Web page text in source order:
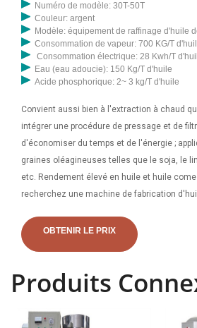
Numéro de modèle: 30T-50T
Couleur: argent
Modèle: équipement de raffinage d'huile
Consommation de vapeur: 700 KG/T
Consommation électrique: 28 Kwh/T
Eau (eau adoucie): 150 Kg/T d'huile
Acide phosphorique: 2~ 3 kg/T d'huile
Convient aussi bien à l'extraction à chaud
intégrer une procédure de pressage et de
d'économiser du temps et de l'énergie ;
graines oléagineuses telles que le soja, le
etc. Rendement élevé en huile et huile
recherchez une machine de fabrication
entreprise d'extraction, vous êtes au bon
devrait être votre MEILLEUR et fiable
OBTENIR LE PRIX
Produits